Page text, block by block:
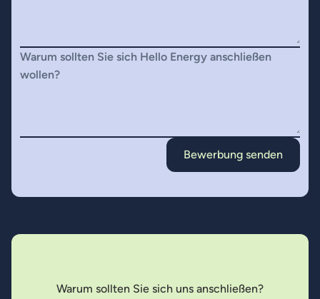
Warum sollten Sie sich Hello Energy anschließen
wollen?
Warum sollten Sie sich uns anschließen?